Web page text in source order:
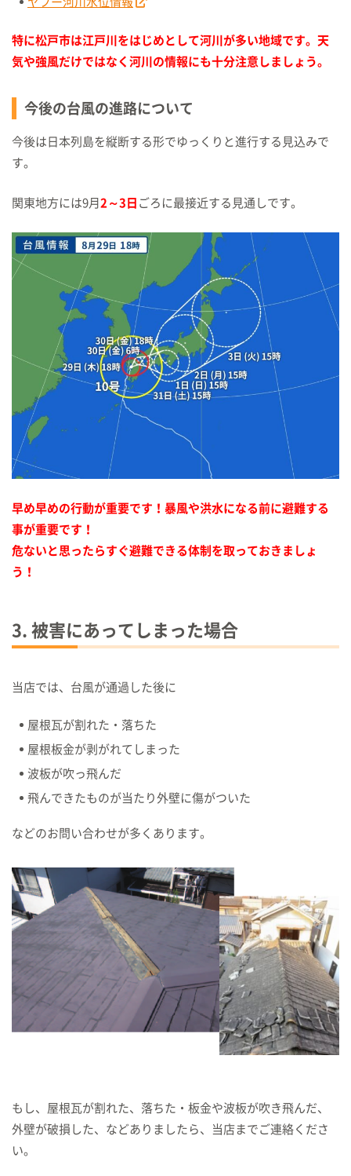
特に松戸市は江戸川をはじめとして河川が多い地域です。天
気や強風だけではなく河川の情報にも十分注意しましょう。
今後の台風の進路について
今後は日本列島を縦断する形でゆっくりと進行する見込みで
す。
関東地方には9月 2～3日 ごろに最接近する見通しです。
早め早めの行動が重要です！暴風や洪水になる前に避難する
事が重要です！
危ないと思ったらすぐ避難できる体制を取っておきましょ
う！
3. 被害にあってしまった場合
当店では、台風が通過した後に
屋根瓦が割れた・落ちた
屋根板金が剥がれてしまった
波板が吹っ飛んだ
飛んできたものが当たり外壁に傷がついた
などのお問い合わせが多くあります。
もし、屋根瓦が割れた、落ちた・板金や波板が吹き飛んだ、
外壁が破損した、 などありましたら、当店までご連絡くださ
い。